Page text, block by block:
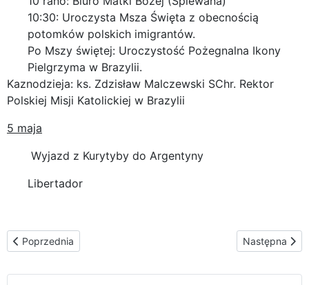
10:30: Uroczysta Msza Święta z obecnością
potomków polskich imigrantów.
Po Mszy świętej: Uroczystość Pożegnalna Ikony
Pielgrzyma w Brazylii.
Kaznodzieja: ks. Zdzisław Malczewski SChr. Rektor
Polskiej Misji Katolickiej w Brazylii
5 maja
Wyjazd z Kurytyby do Argentyny
Libertador
Poprzednia strona: Brazylia
Poprzednia Następna
Następna